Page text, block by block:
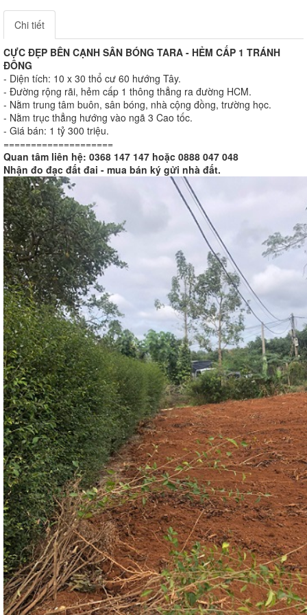
Chi tiết
CỰC ĐẸP BÊN CẠNH SÂN BÓNG TARA - HẺM CẤP 1 TRÁNH
ĐÔNG
- Diện tích: 10 x 30 thổ cư 60 hướng Tây.
- Đường rộng rãi, hẻm cấp 1 thông thẳng ra đường HCM.
- Nằm trung tâm buôn, sân bóng, nhà cộng đồng, trường học.
- Nằm trục thẳng hướng vào ngã 3 Cao tốc.
- Giá bán: 1 tỷ 300 triệu.
====================
Quan tâm liên hệ: 0368 147 147 hoặc 0888 047 048
Nhận đo đạc đất đai - mua bán ký gửi nhà đất.